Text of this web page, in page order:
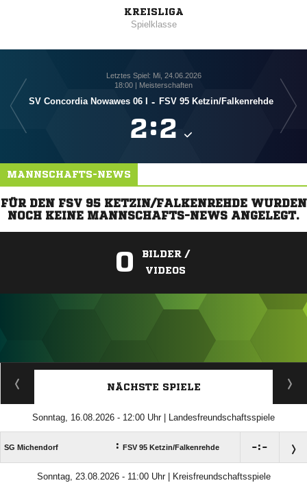
KREISLIGA
Spielklasse
Letztes Spiel: Mi, 24.06.2026
18:00 | Meisterschaften
SV Concordia Nowawes 06 I - FSV 95 Ketzin/​Falkenrehde
:
MANNSCHAFTS-NEWS
FÜR DEN FSV 95 KETZIN/FALKENREHDE WURDEN
NOCH KEINE MANNSCHAFTS-NEWS ANGELEGT.
0
BILDER /
VIDEOS
ANZEIGE
NÄCHSTE SPIELE
Sonntag, 16.08.2026 - 12:00 Uhr | Landesfreundschaftsspiele
SG Michendorf : FSV 95 Ketzin/​Falkenrehde :
Sonntag, 23.08.2026 - 11:00 Uhr | Kreisfreundschaftsspiele